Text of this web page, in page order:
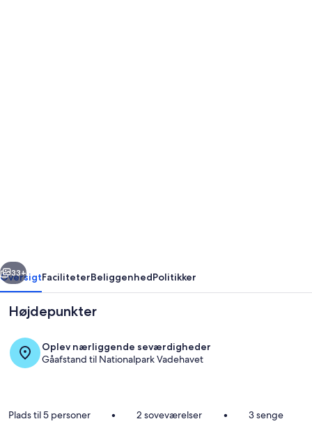
Næste
33+
OversigtFaciliteterBeliggenhedPolitikker
Højdepunkter
Oplev nærliggende seværdigheder
Gåafstand til Nationalpark Vadehavet
Plads til 5 personer • 2 soveværelser • 3 senge